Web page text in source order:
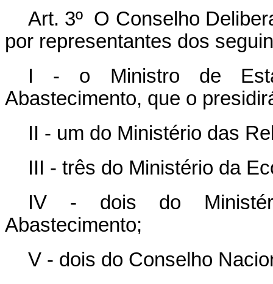
Art. 3º O Conselho
por representantes dos
I - o Ministro de
Abastecimento, que o
II - um do Ministério das
III - três do Ministério da
IV - dois do
Abastecimento;
V - dois do Conselho